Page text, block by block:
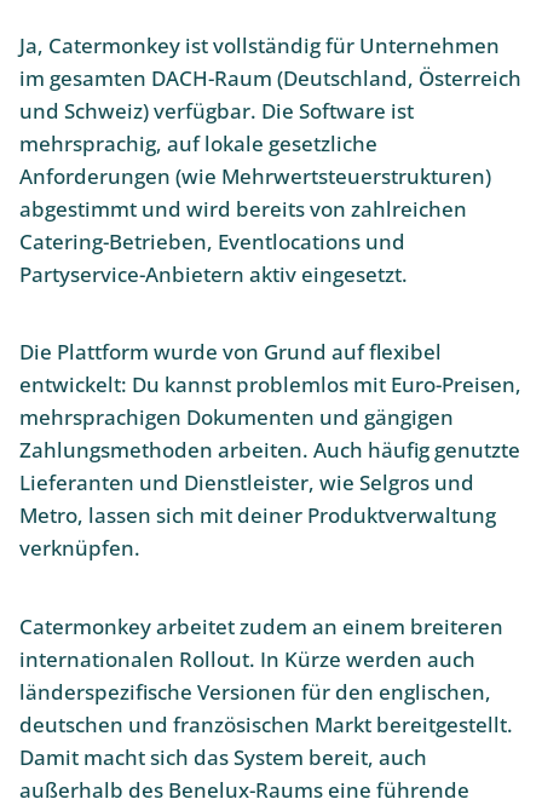
Ja, Catermonkey ist vollständig für Unternehmen
im gesamten DACH-Raum (Deutschland, Österreich
und Schweiz) verfügbar. Die Software ist
mehrsprachig, auf lokale gesetzliche
Anforderungen (wie Mehrwertsteuerstrukturen)
abgestimmt und wird bereits von zahlreichen
Catering-Betrieben, Eventlocations und
Partyservice-Anbietern aktiv eingesetzt.
Die Plattform wurde von Grund auf flexibel
entwickelt: Du kannst problemlos mit Euro-Preisen,
mehrsprachigen Dokumenten und gängigen
Zahlungsmethoden arbeiten. Auch häufig genutzte
Lieferanten und Dienstleister, wie Selgros und
Metro, lassen sich mit deiner Produktverwaltung
verknüpfen.
Catermonkey arbeitet zudem an einem breiteren
internationalen Rollout. In Kürze werden auch
länderspezifische Versionen für den englischen,
deutschen und französischen Markt bereitgestellt.
Damit macht sich das System bereit, auch
außerhalb des Benelux-Raums eine führende